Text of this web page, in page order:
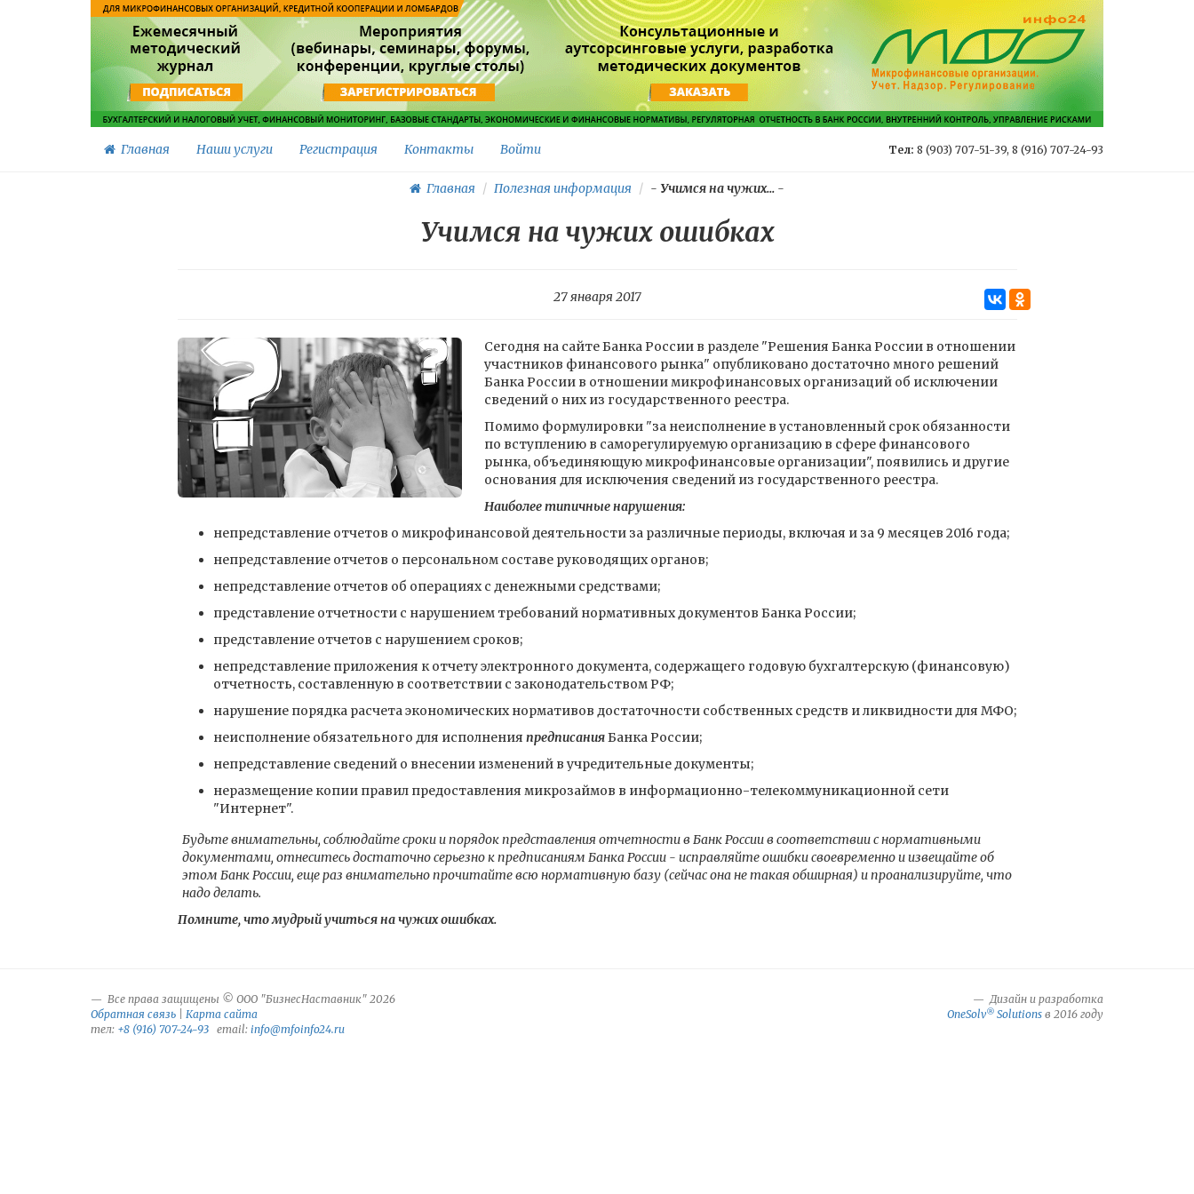
Главная Наши услуги Регистрация Контакты Войти Тел: 8 (903) 707-51-39, 8 (916) 707-24-93
Главная Полезная информация - Учимся на чужих... -
Учимся на чужих ошибках
27 января 2017
Сегодня на сайте Банка России в разделе "Решения Банка России в отношении
участников финансового рынка" опубликовано достаточно много решений
Банка России в отношении микрофинансовых организаций об исключении
сведений о них из государственного реестра.
Помимо формулировки "за неисполнение в установленный срок обязанности
по вступлению в саморегулируемую организацию в сфере финансового
рынка, объединяющую микрофинансовые организации", появились и другие
основания для исключения сведений из государственного реестра.
Наиболее типичные нарушения:
непредставление отчетов о микрофинансовой деятельности за различные периоды, включая и за 9 месяцев 2016 года;
непредставление отчетов о персональном составе руководящих органов;
непредставление отчетов об операциях с денежными средствами;
представление отчетности с нарушением требований нормативных документов Банка России;
представление отчетов с нарушением сроков;
непредставление приложения к отчету электронного документа, содержащего годовую бухгалтерскую (финансовую)
отчетность, составленную в соответствии с законодательством РФ;
нарушение порядка расчета экономических нормативов достаточности собственных средств и ликвидности для МФО;
неисполнение обязательного для исполнения предписанияБанка России;
непредставление сведений о внесении изменений в учредительные документы;
неразмещение копии правил предоставления микрозаймов в информационно-телекоммуникационной сети
"Интернет".
Будьте внимательны, соблюдайте сроки и порядок представления отчетности в Банк России в соответствии с нормативными
документами, отнеситесь достаточно серьезно к предписаниям Банка России - исправляйте ошибки своевременно и извещайте об
этом Банк России, еще раз внимательно прочитайте всю нормативную базу (сейчас она не такая обширная) и проанализируйте, что
надо делать.
Помните, что мудрый учиться на чужих ошибках.
Все права защищены © ООО "БизнесНаставник" 2026
Обратная связь
Карта сайта
тел: +8 (916) 707-24-93 email: info@mfoinfo24.ru
Дизайн и разработка
OneSolv® Solutions в 2016 году